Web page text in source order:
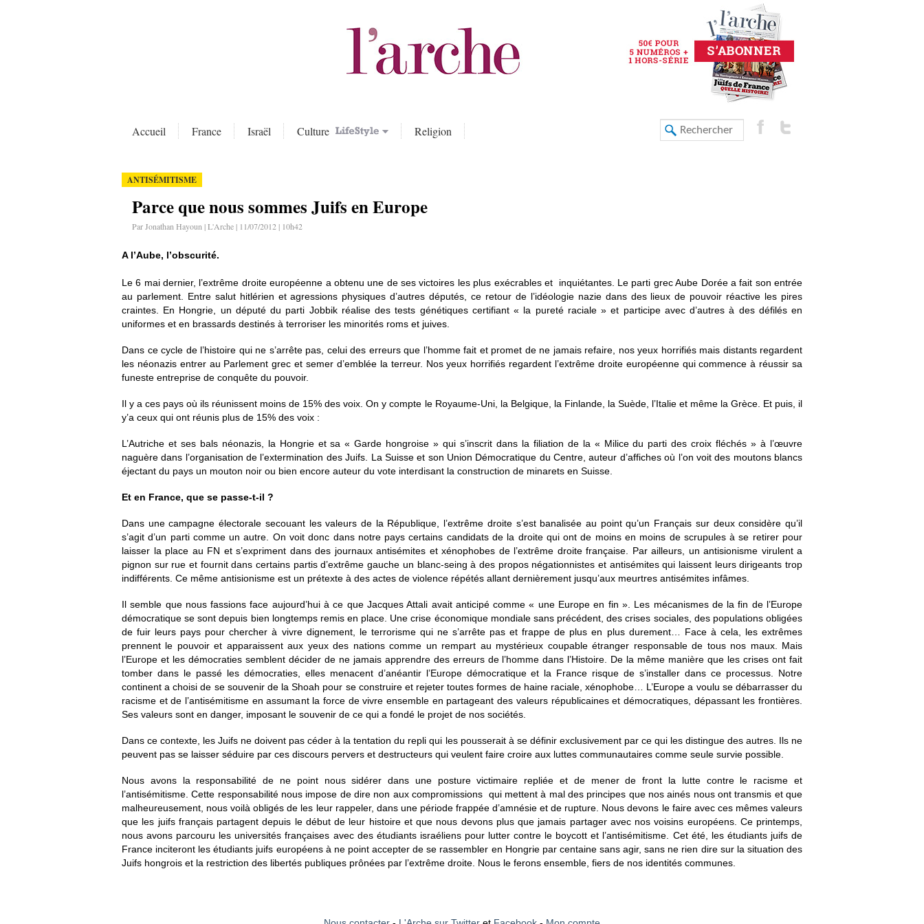
Accueil France Israël Culture Religion
ANTISÉMITISME
Parce que nous sommes Juifs en Europe
Par Jonathan Hayoun | L'Arche | 11/07/2012 | 10h42
A l’Aube, l’obscurité.
Le 6 mai dernier, l’extrême droite européenne a obtenu une de ses victoires les plus exécrables et inquiétantes. Le parti grec Aube Dorée a fait son entrée
au parlement. Entre salut hitlérien et agressions physiques d’autres députés, ce retour de l’idéologie nazie dans des lieux de pouvoir réactive les pires
craintes. En Hongrie, un député du parti Jobbik réalise des tests génétiques certifiant « la pureté raciale » et participe avec d’autres à des défilés en
uniformes et en brassards destinés à terroriser les minorités roms et juives.
Dans ce cycle de l’histoire qui ne s’arrête pas, celui des erreurs que l’homme fait et promet de ne jamais refaire, nos yeux horrifiés mais distants regardent
les néonazis entrer au Parlement grec et semer d’emblée la terreur. Nos yeux horrifiés regardent l’extrême droite européenne qui commence à réussir sa
funeste entreprise de conquête du pouvoir.
Il y a ces pays où ils réunissent moins de 15% des voix. On y compte le Royaume-Uni, la Belgique, la Finlande, la Suède, l’Italie et même la Grèce. Et puis, il
y’a ceux qui ont réunis plus de 15% des voix :
L’Autriche et ses bals néonazis, la Hongrie et sa « Garde hongroise » qui s’inscrit dans la filiation de la « Milice du parti des croix fléchés » à l’œuvre
naguère dans l’organisation de l’extermination des Juifs. La Suisse et son Union Démocratique du Centre, auteur d’affiches où l’on voit des moutons blancs
éjectant du pays un mouton noir ou bien encore auteur du vote interdisant la construction de minarets en Suisse.
Et en France, que se passe-t-il ?
Dans une campagne électorale secouant les valeurs de la République, l’extrême droite s’est banalisée au point qu’un Français sur deux considère qu’il
s’agit d’un parti comme un autre. On voit donc dans notre pays certains candidats de la droite qui ont de moins en moins de scrupules à se retirer pour
laisser la place au FN et s’expriment dans des journaux antisémites et xénophobes de l’extrême droite française. Par ailleurs, un antisionisme virulent a
pignon sur rue et fournit dans certains partis d’extrême gauche un blanc-seing à des propos négationnistes et antisémites qui laissent leurs dirigeants trop
indifférents. Ce même antisionisme est un prétexte à des actes de violence répétés allant dernièrement jusqu’aux meurtres antisémites infâmes.
Il semble que nous fassions face aujourd’hui à ce que Jacques Attali avait anticipé comme « une Europe en fin ». Les mécanismes de la fin de l’Europe
démocratique se sont depuis bien longtemps remis en place. Une crise économique mondiale sans précédent, des crises sociales, des populations obligées
de fuir leurs pays pour chercher à vivre dignement, le terrorisme qui ne s’arrête pas et frappe de plus en plus durement… Face à cela, les extrêmes
prennent le pouvoir et apparaissent aux yeux des nations comme un rempart au mystérieux coupable étranger responsable de tous nos maux. Mais
l’Europe et les démocraties semblent décider de ne jamais apprendre des erreurs de l’homme dans l’Histoire. De la même manière que les crises ont fait
tomber dans le passé les démocraties, elles menacent d’anéantir l’Europe démocratique et la France risque de s’installer dans ce processus. Notre
continent a choisi de se souvenir de la Shoah pour se construire et rejeter toutes formes de haine raciale, xénophobe… L’Europe a voulu se débarrasser du
racisme et de l’antisémitisme en assumant la force de vivre ensemble en partageant des valeurs républicaines et démocratiques, dépassant les frontières.
Ses valeurs sont en danger, imposant le souvenir de ce qui a fondé le projet de nos sociétés.
Dans ce contexte, les Juifs ne doivent pas céder à la tentation du repli qui les pousserait à se définir exclusivement par ce qui les distingue des autres. Ils ne
peuvent pas se laisser séduire par ces discours pervers et destructeurs qui veulent faire croire aux luttes communautaires comme seule survie possible.
Nous avons la responsabilité de ne point nous sidérer dans une posture victimaire repliée et de mener de front la lutte contre le racisme et
l’antisémitisme. Cette responsabilité nous impose de dire non aux compromissions qui mettent à mal des principes que nos ainés nous ont transmis et que
malheureusement, nous voilà obligés de les leur rappeler, dans une période frappée d’amnésie et de rupture. Nous devons le faire avec ces mêmes valeurs
que les juifs français partagent depuis le début de leur histoire et que nous devons plus que jamais partager avec nos voisins européens. Ce printemps,
nous avons parcouru les universités françaises avec des étudiants israéliens pour lutter contre le boycott et l’antisémitisme. Cet été, les étudiants juifs de
France inciteront les étudiants juifs européens à ne point accepter de se rassembler en Hongrie par centaine sans agir, sans ne rien dire sur la situation des
Juifs hongrois et la restriction des libertés publiques prônées par l’extrême droite. Nous le ferons ensemble, fiers de nos identités communes.